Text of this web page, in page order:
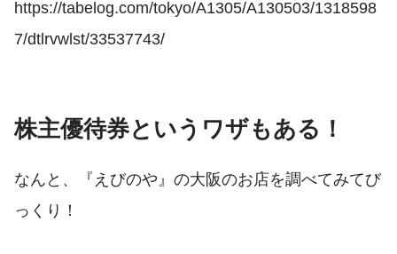
https://tabelog.com/tokyo/A1305/A130503/1318598
7/dtlrvwlst/33537743/
株主優待券というワザもある！
なんと、『えびのや』の大阪のお店を調べてみてび
っくり！